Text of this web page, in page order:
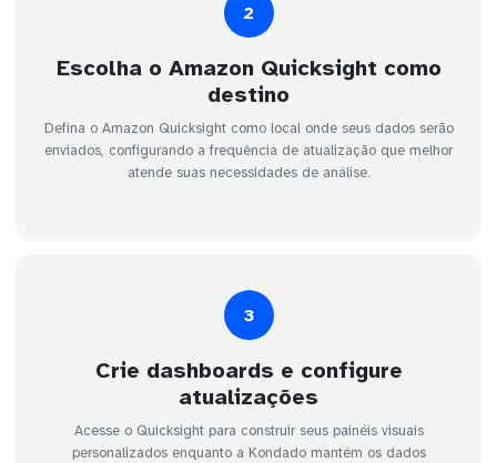
2
Escolha o Amazon Quicksight como
destino
Defina o Amazon Quicksight como local onde seus dados serão
enviados, configurando a frequência de atualização que melhor
atende suas necessidades de análise.
3
Crie dashboards e configure
atualizações
Acesse o Quicksight para construir seus painéis visuais
personalizados enquanto a Kondado mantém os dados